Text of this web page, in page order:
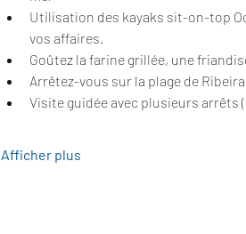
Utilisation des kayaks sit-on-top
vos affaires.
Goûtez la farine grillée, une
Arrêtez-vous sur la plage de
Visite guidée avec plusieurs arrêts
Afficher plus